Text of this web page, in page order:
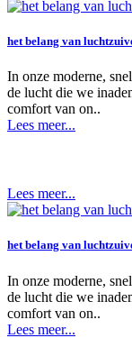
het belang van
In onze moderne,
de lucht die we
comfort van on..
Lees meer...
Lees meer...
het belang van
In onze moderne,
de lucht die we
comfort van on..
Lees meer...